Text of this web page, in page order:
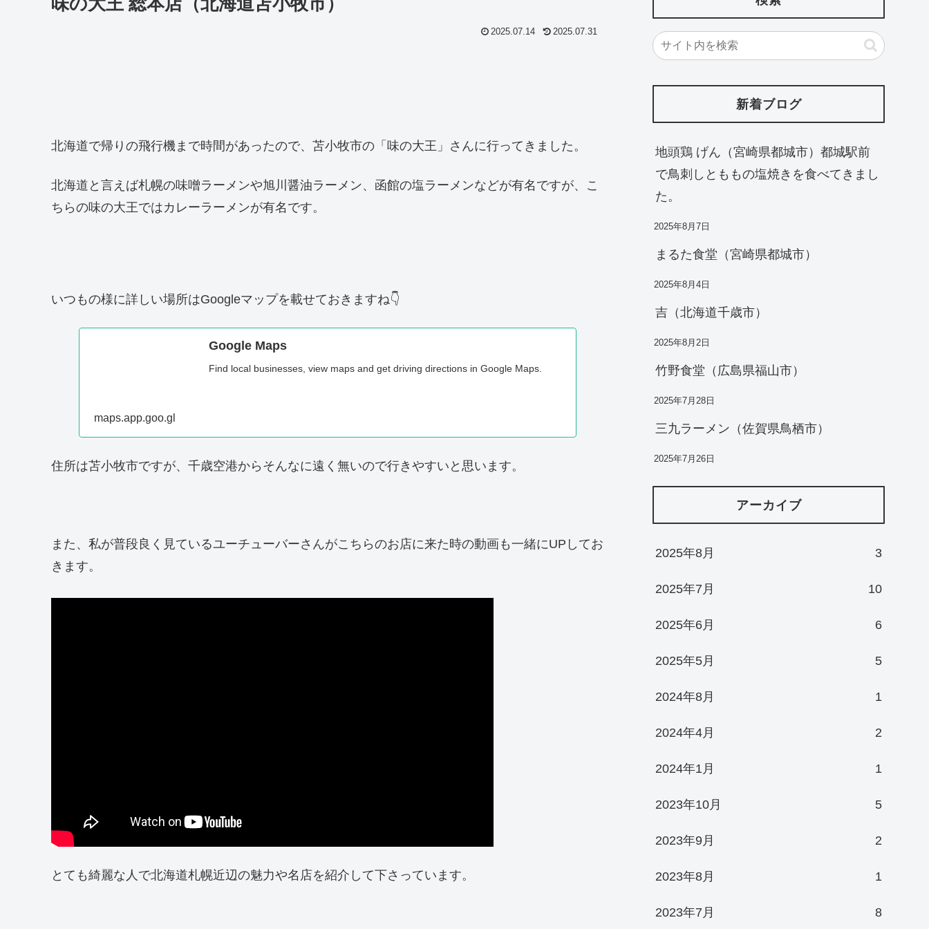
2025.07.14 2025.07.31
北海道で帰りの飛行機まで時間があったので、苫小牧市の「味の大王」さんに行ってきました。
北海道と言えば札幌の味噌ラーメンや旭川醤油ラーメン、函館の塩ラーメンなどが有名ですが、こ
ちらの味の大王ではカレーラーメンが有名です。
いつもの様に詳しい場所はGoogleマップを載せておきますね👇
Google Maps
Find local businesses, view maps and get driving directions in Google Maps.
maps.app.goo.gl
住所は苫小牧市ですが、千歳空港からそんなに遠く無いので行きやすいと思います。
また、私が普段良く見ているユーチューバーさんがこちらのお店に来た時の動画も一緒にUPしてお
きます。
とても綺麗な人で北海道札幌近辺の魅力や名店を紹介して下さっています。
新着ブログ
地頭鶏 げん（宮崎県都城市）都城駅前
で鳥刺しとももの塩焼きを食べてきまし
た。
2025年8月7日
まるた食堂（宮崎県都城市）
2025年8月4日
吉（北海道千歳市）
2025年8月2日
竹野食堂（広島県福山市）
2025年7月28日
三九ラーメン（佐賀県鳥栖市）
2025年7月26日
アーカイブ
2025年8月 3
2025年7月 10
2025年6月 6
2025年5月 5
2024年8月 1
2024年4月 2
2024年1月 1
2023年10月 5
2023年9月 2
2023年8月 1
2023年7月 8